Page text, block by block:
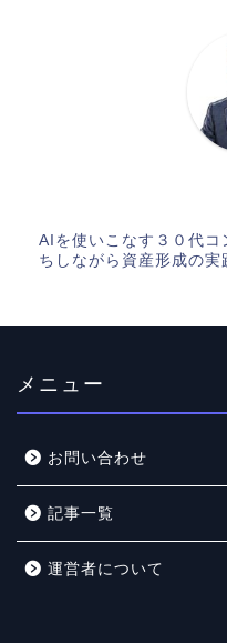
AIを使いこなす３０代
ちしながら資産形成の実
メニュー
お問い合わせ
記事一覧
運営者について